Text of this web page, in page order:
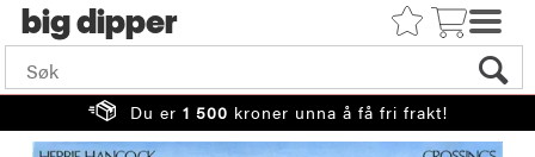
big
Du er 1 500 kroner unna å få fri frakt!